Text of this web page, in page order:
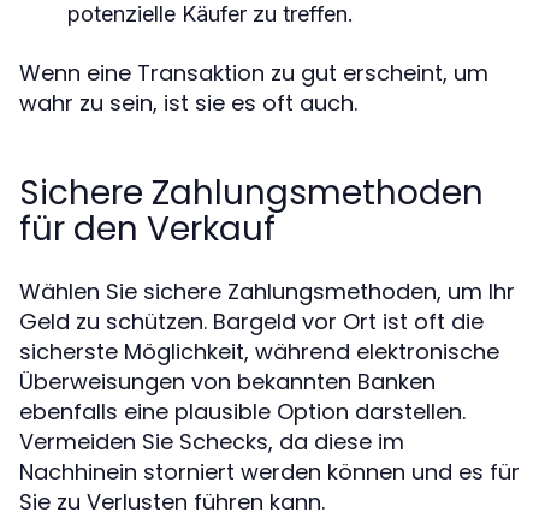
potenzielle Käufer zu treffen.
Wenn eine Transaktion zu gut erscheint, um
wahr zu sein, ist sie es oft auch.
Sichere Zahlungsmethoden
für den Verkauf
Wählen Sie sichere Zahlungsmethoden, um Ihr
Geld zu schützen. Bargeld vor Ort ist oft die
sicherste Möglichkeit, während elektronische
Überweisungen von bekannten Banken
ebenfalls eine plausible Option darstellen.
Vermeiden Sie Schecks, da diese im
Nachhinein storniert werden können und es für
Sie zu Verlusten führen kann.